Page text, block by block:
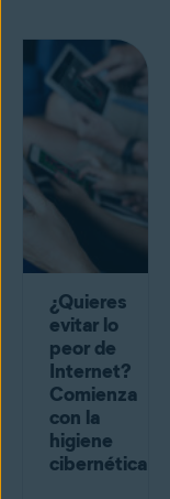
¿Quieres
evitar lo
peor de
Internet?
Comienza
con la
higiene
cibernética